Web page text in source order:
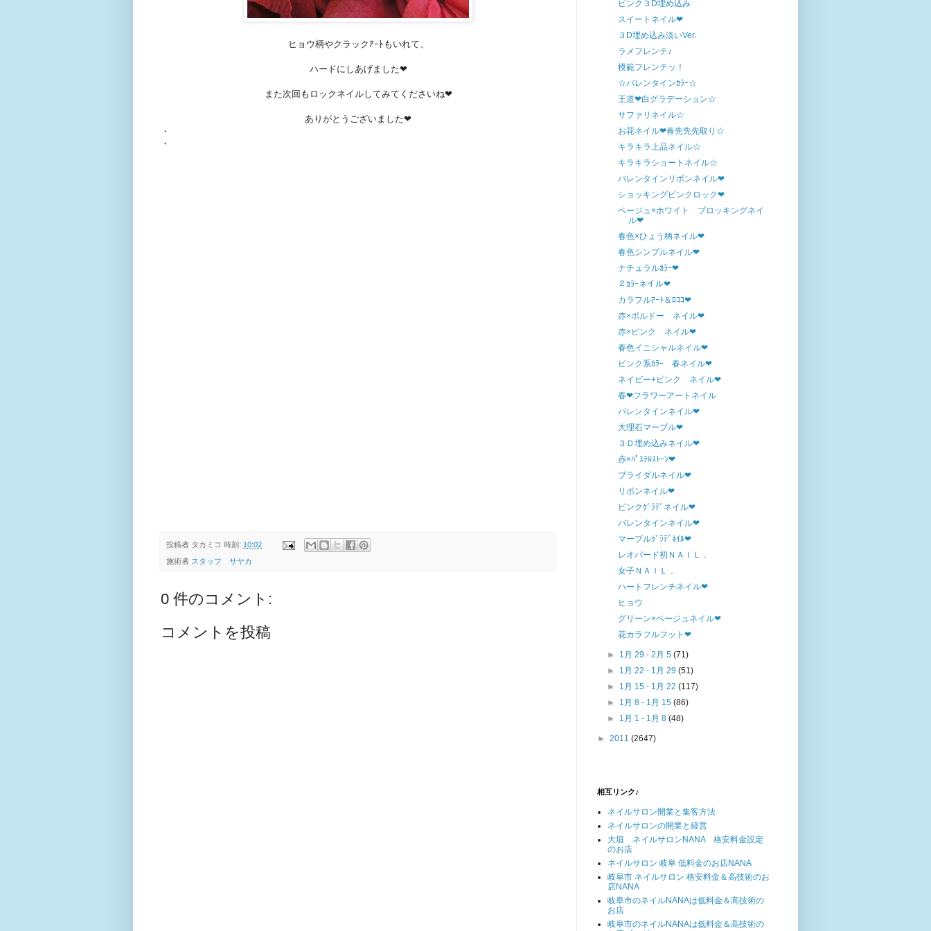
ヒョウ柄やクラックｱｰﾄもいれて、
ハードにしあげました❤
また次回もロックネイルしてみてくださいね❤
ありがとうございました❤
・
・
投稿者 タカミコ 時刻: 10:02
施術者 スタッフ サヤカ
0 件のコメント:
コメントを投稿
ピンク３D埋め込み
スイートネイル❤
３D埋め込み淡いVer.
ラメフレンチ♪
模範フレンチッ！
☆バレンタインｶﾗｰ☆
王道❤白グラデーション☆
サファリネイル☆
お花ネイル❤春先先先取り☆
キラキラ上品ネイル☆
キラキラショートネイル☆
バレンタインリボンネイル❤
ショッキングピンクロック❤
ベージュ×ホワイト ブロッキングネイ
ル❤
春色×ひょう柄ネイル❤
春色シンプルネイル❤
ナチュラルｶﾗｰ❤
２ｶﾗｰネイル❤
カラフルｱｰﾄ＆ﾛｺｺ❤
赤×ボルドー ネイル❤
赤×ピンク ネイル❤
春色イニシャルネイル❤
ピンク系ｶﾗｰ 春ネイル❤
ネイビー+ピンク ネイル❤
春❤フラワーアートネイル
バレンタインネイル❤
大理石マーブル❤
３Ｄ埋め込みネイル❤
赤×ﾊﾟｽﾃﾙｽﾄｰﾝ❤
ブライダルネイル❤
リボンネイル❤
ピンクｸﾞﾗﾃﾞネイル❤
バレンタインネイル❤
マーブルｸﾞﾗﾃﾞﾈｲﾙ❤
レオパード初ＮＡＩＬ．
女子ＮＡＩＬ．
ハートフレンチネイル❤
ヒョウ
グリーン×ベージュネイル❤
花カラフルフット❤
► 1月 29 - 2月 5(71)
► 1月 22 - 1月 29(51)
► 1月 15 - 1月 22(117)
► 1月 8 - 1月 15(86)
► 1月 1 - 1月 8(48)
► 2011 (2647)
相互リンク♪
ネイルサロン開業と集客方法
ネイルサロンの開業と経営
大垣 ネイルサロンNANA 格安料金設定
のお店
ネイルサロン 岐阜 低料金のお店NANA
岐阜市 ネイルサロン 格安料金＆高技術のお
店NANA
岐阜市のネイルNANAは低料金＆高技術の
お店
岐阜市のネイルNANAは低料金＆高技術の